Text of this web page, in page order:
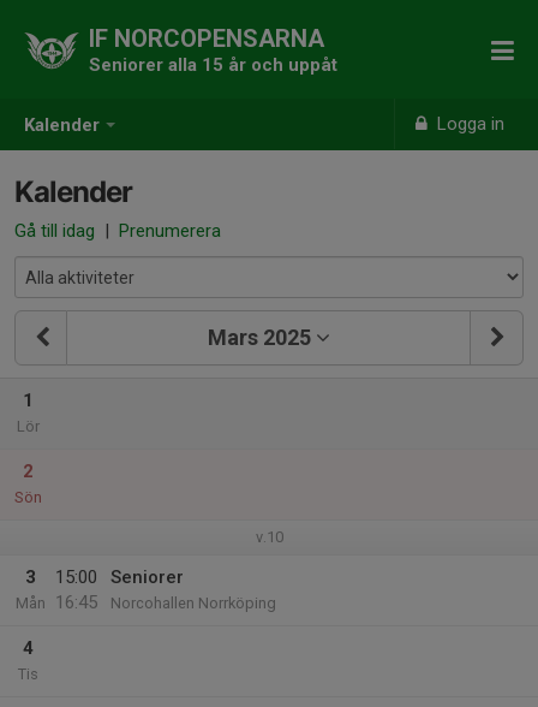
Kalender Logga in
IF NORCOPENSARNA
Seniorer alla 15 år och uppåt
Kalender
Gå till idag | Prenumerera
Mars 2025
1
Lör
2
Sön
v.10
3
Mån
15:00
16:45
Seniorer
Norcohallen Norrköping
4
Tis